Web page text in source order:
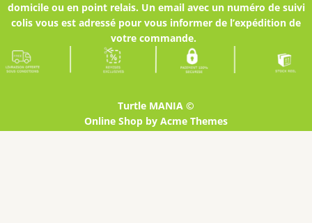
domicile ou en point relais. Un email avec un numéro de suivi
colis vous est adressé pour vous informer de l’expédition de
votre commande.
Turtle MANIA ©
Online Shop by Acme Themes